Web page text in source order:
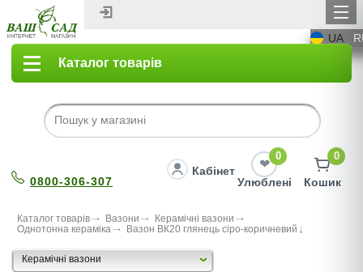
UA
Каталог товарів
0800-306-307
Кабінет
0
Улюблені
0
Кошик
Каталог товарів Вазони
Керамічні вазони
Однотонна кераміка
Вазон ВК20 глянець сіро-коричневий
Керамічні вазони